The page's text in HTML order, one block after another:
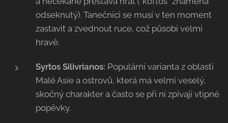
odseknutý). Tanečníci se musí v ten moment
zastavit a zvednout ruce, což působí velmi
hravě.
Syrtos Silivrianos: Populární varianta z oblasti
Malé Asie a ostrovů, která má velmi veselý,
skočný charakter a často se při ní zpívají vtipné
popěvky.